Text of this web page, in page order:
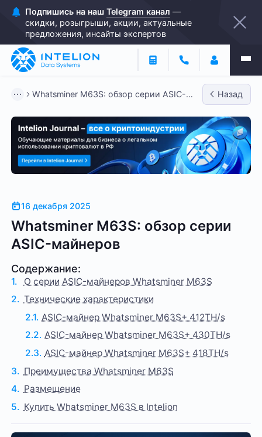
Подпишись на наш Telegram канал —
скидки, розыгрыши, акции, актуальные
предложения, инсайты экспертов
Whatsminer M63S: обзор серии ASIC-
Назад
16 декабря 2025
Whatsminer M63S: обзор серии
ASIC-майнеров
Содержание:
О серии ASIC-майнеров Whatsminer M63S
Технические характеристики
ASIC-майнер Whatsminer M63S+ 412TH/s
ASIC-майнер Whatsminer M63S+ 430TH/s
ASIC-майнер Whatsminer M63S+ 418TH/s
Преимущества Whatsminer M63S
Размещение
Купить Whatsminer M63S в Intelion